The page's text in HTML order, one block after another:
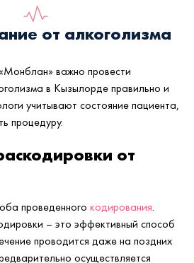
от алкоголизма
важно провести
в Кызылорде правильно и
учитывают состояние пациента,
процедуру.
от
проведенного кодирования
– это эффективный способ
проводится даже на поздних
осуществляется